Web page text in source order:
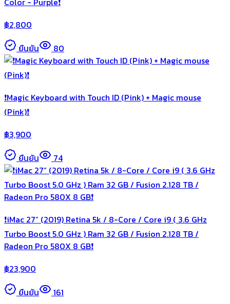
฿2,800
ยืนยัน
80
❗️Magic Keyboard with Touch ID (Pink) + Magic mouse
(Pink)❗️
฿3,900
ยืนยัน
74
❗️iMac 27” (2019) Retina 5k / 8-Core / Core i9 ( 3.6 GHz
Turbo Boost 5.0 GHz ) Ram 32 GB / Fusion 2.128 TB /
Radeon Pro 580X 8 GB❗️
฿23,900
ยืนยัน
161